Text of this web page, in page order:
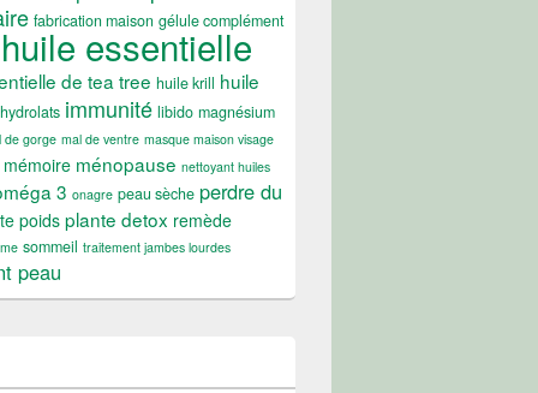
poids durablement
fabrication maison gélule complément
huile essentielle
de tea tree huile krill huile
hydrolats immunité libido magnésium
de gorge mal de ventre masque maison visage
mémoire ménopause nettoyant huiles
3 onagre peau sèche perdre du
poidsplante detox remède
sommeil traitement jambes lourdes
peau